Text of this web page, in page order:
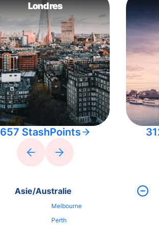
Londres
657 StashPoints
Asie/Australie
Melbourne
Perth